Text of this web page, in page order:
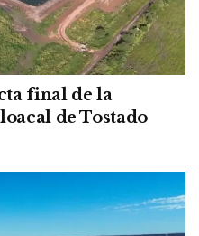
final de la
de Tostado